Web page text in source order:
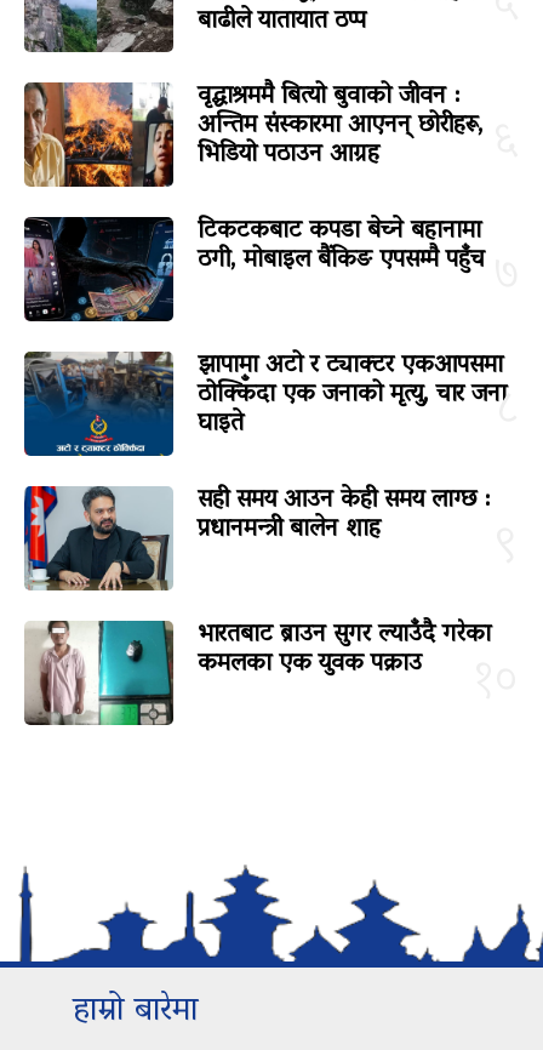
बाढीले यातायात ठप्प
वृद्धाश्रममै बित्यो बुवाको जीवन :
अन्तिम संस्कारमा आएनन् छोरीहरू,
भिडियो पठाउन आग्रह
टिकटकबाट कपडा बेच्ने बहानामा
ठगी, मोबाइल बैंकिङ एपसम्मै पहुँच
८
झापामा अटो र ट्याक्टर एकआपसमा
ठोक्किँदा एक जनाको मृत्यु, चार जना
घाइते
सही समय आउन केही समय लाग्छ :
प्रधानमन्त्री बालेन शाह
भारतबाट ब्राउन सुगर ल्याउँदै गरेका
कमलका एक युवक पक्राउ
हाम्रो बारेमा